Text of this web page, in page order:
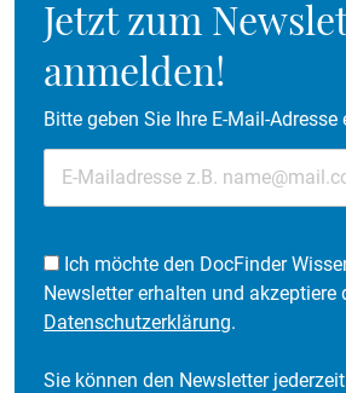
Jetzt zum
anmelden!
Bitte geben Sie Ihre E-Mail-Adresse
Ich möchte den DocFinder
Newsletter erhalten und akzeptiere
Datenschutzerklärung.
Sie können den Newsletter